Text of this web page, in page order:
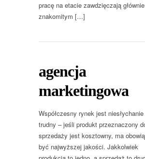
pracę na etacie zawdzięczają głównie
znakomitym […]
agencja
marketingowa
Współczesny rynek jest niesłychanie
trudny – jeśli produkt przeznaczony
sprzedaży jest kosztowny, ma
być najwyższej jakości. Jakkolwiek